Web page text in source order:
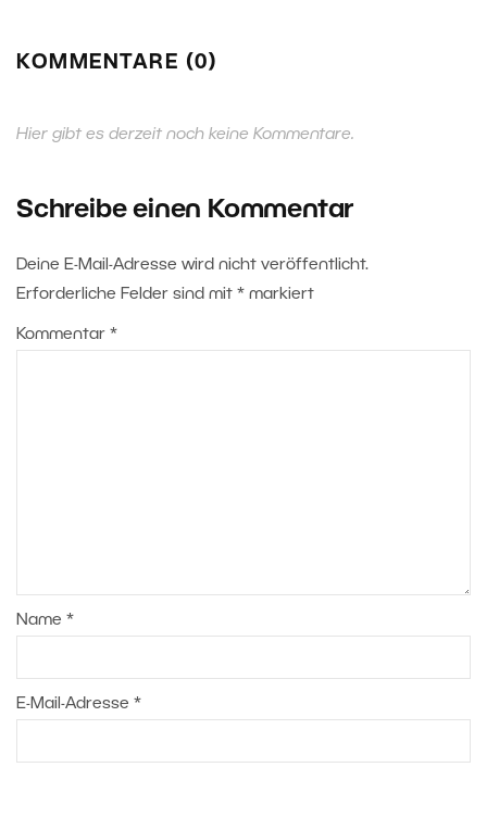
KOMMENTARE (0)
Hier gibt es derzeit noch keine Kommentare.
Schreibe einen Kommentar
Deine E-Mail-Adresse wird nicht veröffentlicht.
Erforderliche Felder sind mit * markiert
Kommentar *
Name *
E-Mail-Adresse *